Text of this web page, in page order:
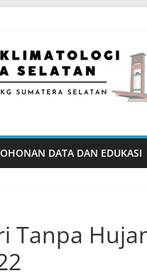
DATA DAN EDUKASI
Tanpa